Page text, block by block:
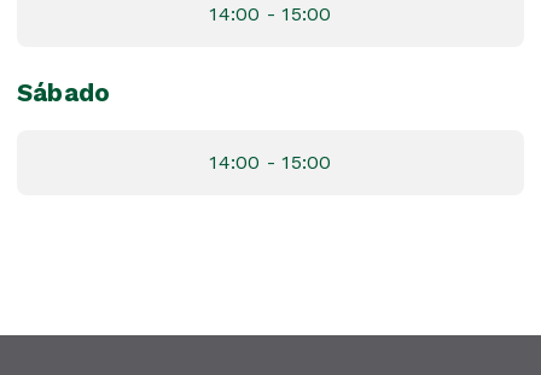
14:00 - 15:00
Sábado
14:00 - 15:00